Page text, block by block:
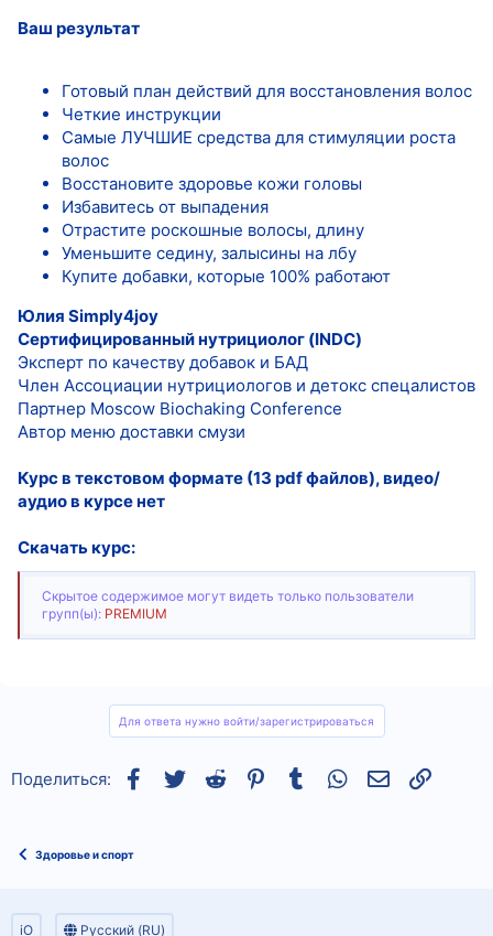
Ваш результат
Готовый план действий для восстановления волос
Четкие инструкции
Самые ЛУЧШИЕ средства для стимуляции роста
волос
Восстановите здоровье кожи головы
Избавитесь от выпадения
Отрастите роскошные волосы, длину
Уменьшите седину, залысины на лбу
Купите добавки, которые 100% работают
Юлия Simply4joy
Сертифицированный нутрициолог (INDC)
Эксперт по качеству добавок и БАД
Член Ассоциации нутрициологов и детокс спецалистов
Партнер Moscow Biochaking Conference
Автор меню доставки смузи
Курс в текстовом формате (13 pdf файлов), видео/
аудио в курсе нет
Скачать курс:
Скрытое содержимое могут видеть только пользователи
групп(ы): PREMIUM
Для ответа нужно войти/зарегистрироваться
Поделиться: Facebook
TwitterReddit Pinterest
Tumblr WhatsAppСсылка
Здоровье и спорт
iO Русский (RU)